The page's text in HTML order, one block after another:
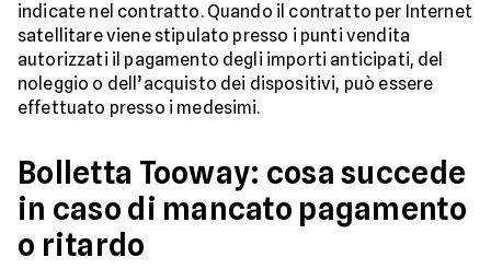
indicate nel contratto. Quando il contratto per Internet
satellitare viene stipulato presso i punti vendita
autorizzati il pagamento degli importi anticipati, del
noleggio o dell’acquisto dei dispositivi, può essere
effettuato presso i medesimi.
Bolletta Tooway: cosa succede
in caso di mancato pagamento
o ritardo